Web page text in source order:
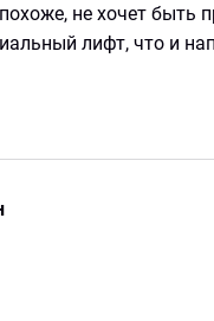
не хочет быть
лифт, что и